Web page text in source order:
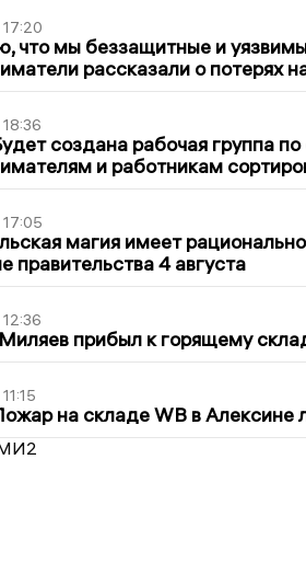
что мы беззащитные и
рассказали о потерях
создана рабочая группа
и работникам
магия имеет
правительства 4 августа
прибыл к горящему
на складе WB в Алексине